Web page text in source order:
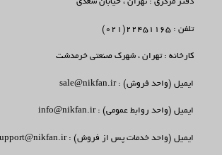
تلفن : 22451165(021)
کارخانه : تهران ، شهرک صنعتی خرمدشت
ایمیل (واحد فروش) : sale@nikfan.ir
ایمیل (واحد روابط عمومی) : info@nikfan.ir
ایمیل (واحد خدمات پس از فروش) : support@nikfan.ir